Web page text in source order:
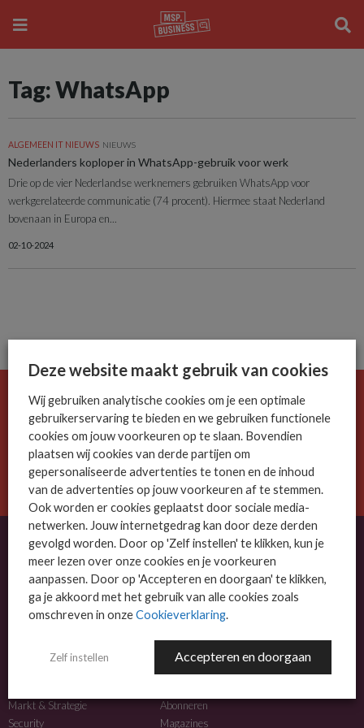
Tag: WhatsApp
ALGEMEEN IT NIEUWS NIEUWS
Nederlanders koploper in WhatsApp-gebruik voor werk
Drie op de vier Nederlandse werknemers gebruiken WhatsApp voor
werkgerelateerde communicatie (74 procent). Hiermee staat Nederland
bovenaan in Europa en...
02-10-2024
De ICT-wereld is snel. Mis niets.
Meld je nu aan voor de MSP Business nieuwsbrief.
AANMELDEN
OVER MSP BUSINESS
MSP Business is het kennisplatform voor IT-dienstverleners met MKB-focus.
NIEUWS
Markt & Strategie
Security
MEER INFO
Abonneren
Magazines
Deze website maakt gebruik van cookies
Wij gebruiken analytische cookies om je een optimale
gebruikerservaring te bieden en we gebruiken functionele
cookies om jouw voorkeuren op te slaan. Bovendien
plaatsen wij cookies van derde partijen om
gepersonaliseerde advertenties te tonen en de inhoud
van de advertenties op jouw voorkeuren af te stemmen.
Ook worden er cookies geplaatst door sociale media-
netwerken. Jouw internetgedrag kan door deze derden
gevolgd worden. Door op 'Zelf instellen' te klikken, kun je
meer lezen over onze cookies en je voorkeuren
aanpassen. Door op 'Accepteren en doorgaan' te klikken,
ga je akkoord met het gebruik van alle cookies zoals
omschreven in onzeCookieverklaring.
Zelf instellen Accepteren en doorgaan